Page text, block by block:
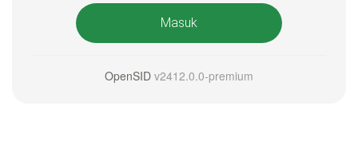
Masuk
OpenSID v2412.0.0-premium